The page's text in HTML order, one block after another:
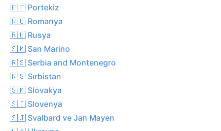
🇵🇹 Portekiz
🇷🇴 Romanya
🇷🇺 Rusya
🇸🇲 San Marino
🇷🇸 Serbia and Montenegro
🇷🇸 Sırbistan
🇸🇰 Slovakya
🇸🇮 Slovenya
🇸🇯 Svalbard ve Jan Mayen